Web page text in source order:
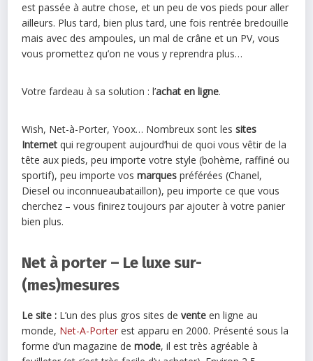
est passée à autre chose, et un peu de vos pieds pour aller
ailleurs. Plus tard, bien plus tard, une fois rentrée bredouille
mais avec des ampoules, un mal de crâne et un PV, vous
vous promettez qu’on ne vous y reprendra plus…
Votre fardeau à sa solution : l’achat en ligne.
Wish, Net-à-Porter, Yoox… Nombreux sont lessites
Internet qui regroupent aujourd’hui de quoi vous vêtir de la
tête aux pieds, peu importe votre style (bohème, raffiné ou
sportif), peu importe vosmarques préférées (Chanel,
Diesel ou inconnueaubataillon), peu importe ce que vous
cherchez – vous finirez toujours par ajouter à votre panier
bien plus.
Net à porter – Le luxe sur-
(mes)mesures
Le site : L’un des plus gros sites devente en ligne au
monde, Net-A-Porter est apparu en 2000. Présenté sous la
forme d’un magazine demode, il est très agréable à